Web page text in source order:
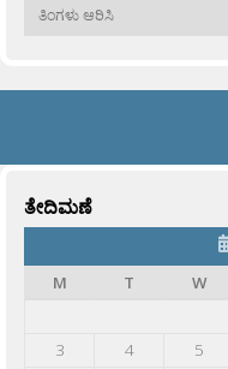
ಹಳೆಯವು
ತೇದಿಮಣೆ
M
T W
3
4 5